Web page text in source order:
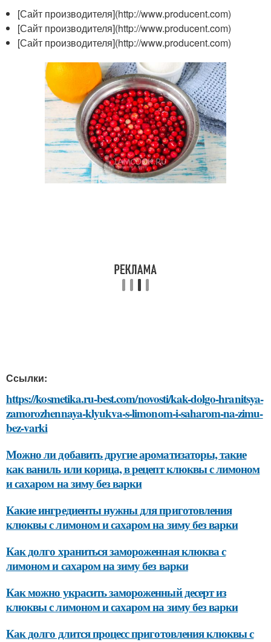
[Сайт производителя](http://www.producent.com)
[Сайт производителя](http://www.producent.com)
[Сайт производителя](http://www.producent.com)
Ссылки:
https://kosmetika.ru-best.com/novosti/kak-dolgo-hranitsya-
zamorozhennaya-klyukva-s-limonom-i-saharom-na-zimu-
bez-varki
Можно ли добавить другие ароматизаторы, такие
как ваниль или корица, в рецепт клюквы с лимоном
и сахаром на зиму без варки
Какие ингредиенты нужны для приготовления
клюквы с лимоном и сахаром на зиму без варки
Как долго храниться замороженная клюква с
лимоном и сахаром на зиму без варки
Как можно украсить замороженный десерт из
клюквы с лимоном и сахаром на зиму без варки
Как долго длится процесс приготовления клюквы с